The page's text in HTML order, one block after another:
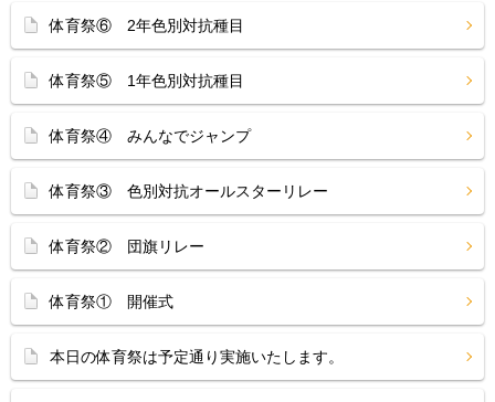
体育祭⑥ 2年色別対抗種目
体育祭⑤ 1年色別対抗種目
体育祭④ みんなでジャンプ
体育祭③ 色別対抗オールスターリレー
体育祭② 団旗リレー
体育祭① 開催式
本日の体育祭は予定通り実施いたします。